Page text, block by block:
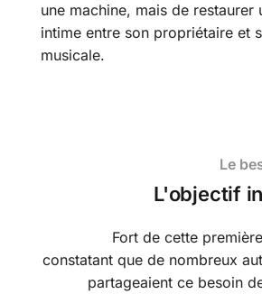
une machine, mais de restaurer
intime entre son propriétaire et
musicale.
Le
L'objectif
Fort de cette
constatant que de nombreux
partageaient ce besoin